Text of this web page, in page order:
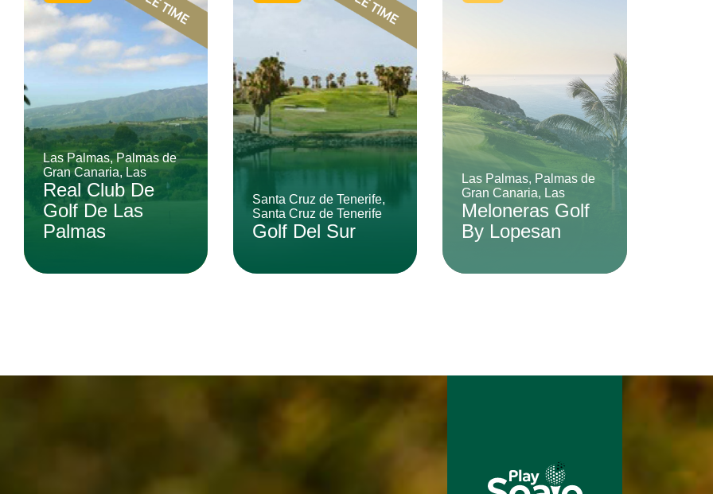
Las Palmas, Palmas de
Gran Canaria, Las
Real Club De
Golf De Las
Palmas
Santa Cruz de Tenerife,
Santa Cruz de Tenerife
Golf Del Sur
Las Palmas, Palmas de
Gran Canaria, Las
Meloneras Golf
By Lopesan